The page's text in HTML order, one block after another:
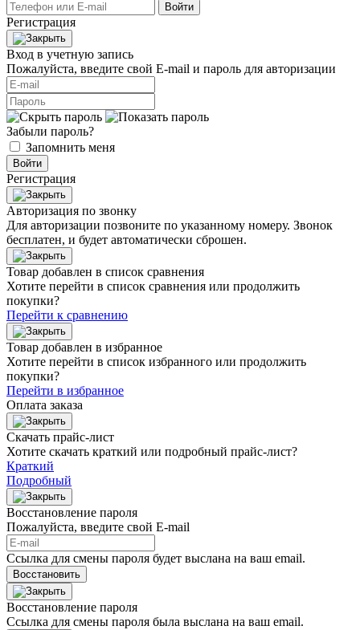
Войти
Регистрация
Вход в учетную запись
Пожалуйста, введите свой E‑mail и пароль для авторизации
Забыли пароль?
Запомнить меня
Войти
Регистрация
Авторизация по звонку
Для авторизации позвоните по указанному номеру. Звонок
бесплатен, и будет автоматически сброшен.
Товар добавлен в список сравнения
Хотите перейти в список сравнения или продолжить
покупки?
Перейти к сравнению
Товар добавлен в избранное
Хотите перейти в список избранного или продолжить
покупки?
Перейти в избранное
Оплата заказа
Скачать прайс-лист
Хотите скачать краткий или подробный прайс-лист?
Краткий
Подробный
Восстановление пароля
Пожалуйста, введите свой E‑mail
Ссылка для смены пароля будет выслана на ваш email.
Восстановить
Восстановление пароля
Ссылка для смены пароля была выслана на ваш email.